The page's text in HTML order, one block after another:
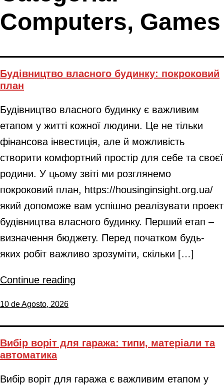
Computers, Games
Будівництво власного будинку: покроковий
план
Будівництво власного будинку є важливим
етапом у житті кожної людини. Це не тільки
фінансова інвестиція, але й можливість
створити комфортний простір для себе та своєї
родини. У цьому звіті ми розглянемо
покроковий план, https://housinginsight.org.ua/
який допоможе вам успішно реалізувати проект
будівництва власного будинку. Перший етап –
визначення бюджету. Перед початком будь-
яких робіт важливо зрозуміти, скільки […]
Continue reading
10 de Agosto, 2026
Вибір воріт для гаража: типи, матеріали та
автоматика
Вибір воріт для гаража є важливим етапом у